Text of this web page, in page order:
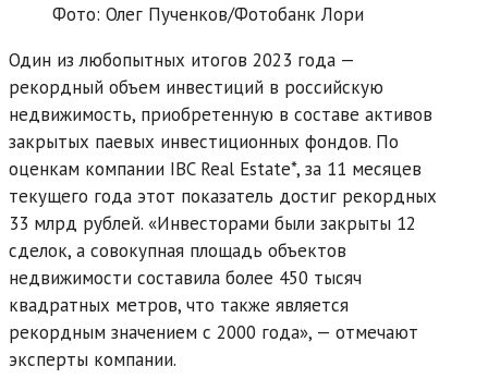
Фото: Олег Пученков/Фотобанк Лори
Один из любопытных итогов 2023 года —
рекордный объем инвестиций в российскую
недвижимость, приобретенную в составе активов
закрытых паевых инвестиционных фондов. По
оценкам компании IBC Real Estate*, за 11 месяцев
текущего года этот показатель достиг рекордных
33 млрд рублей. «Инвесторами были закрыты 12
сделок, а совокупная площадь объектов
недвижимости составила более 450 тысяч
квадратных метров, что также является
рекордным значением с 2000 года», — отмечают
эксперты компании.